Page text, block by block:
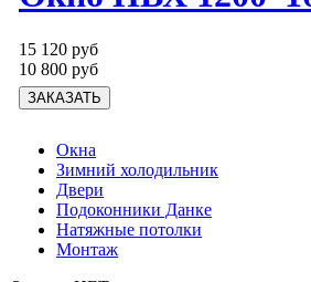
15 120 руб
10 800 руб
Окна
Зимний холодильник
Двери
Подоконники Данке
Натяжные потолки
Монтаж